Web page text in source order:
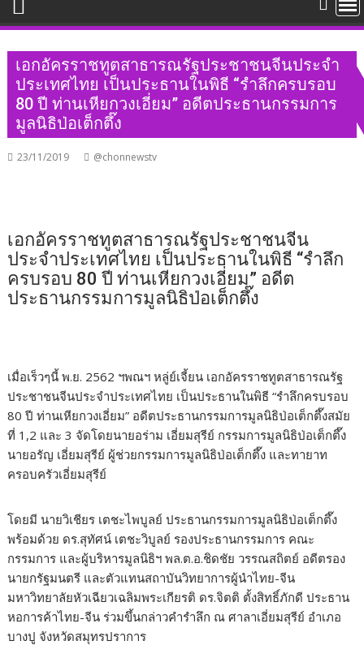
เอกอัครราชทูตสาธารณรัฐประชาชนจีนประจำ
ประเทศไทย เป็นประธานในพิธี “รำลึกครบรอบ
80 ปี ท่านเหียกวงเอี่ยม” อดีตประธานกรรมการ
มูลนิธิป่อเต็กตึ๊ง
23/11/2019 @chonnewstv
เอกอัครราชทูตสาธารณรัฐประชาชนจีน
ประจำประเทศไทย เป็นประธานในพิธี “รำลึก
ครบรอบ 80 ปี ท่านเหียกวงเอี่ยม” อดีต
ประธานกรรมการมูลนิธิป่อเต็กตึ๊ง
เมื่อเร็วๆนี้ พ.ย. 2562 ฯพณฯ หลู่ย์เจี้ยน เอกอัครราชทูตสาธารณรัฐ
ประชาชนจีนประจำประเทศไทย เป็นประธานในพิธี “รำลึกครบรอบ
80 ปี ท่านเหียกวงเอี่ยม” อดีตประธานกรรมการมูลนิธิป่อเต็กตึ๊งสมัย
ที่ 1,2 และ 3 จัดโดยนายอร่าม เอี่ยมสุรีย์ กรรมการมูลนิธิป่อเต็กตึ๊ง
นายอรัญ เอี่ยมสุรีย์ ผู้ช่วยกรรมการมูลนิธิป่อเต็กตึ๊ง และทายาท
ครอบครัวเอี่ยมสุรีย์
โดยมี นายวิเชียร เตชะไพบูลย์ ประธานกรรมการมูลนิธิป่อเต็กตึ๊ง
พร้อมด้วย ดร.สุทัศน์ เตชะวิบูลย์ รองประธานกรรมการ คณะ
กรรมการ และผู้บริหารมูลนิธิฯ พล.ต.อ.ชิดชัย วรรณสถิตย์ อดีตรอง
นายกรัฐมนตรี และตัวแทนสถาบันวิทยาการผู้นำไทย-จีน
มหาวิทยาลัยหัวเฉียวเฉลิมพระเกียรติ ดร.จิตติ ตั้งสิทธิ์ภักดี ประธาน
หอการค้าไทย-จีน ร่วมขึ้นกล่าวคำรำลึก ณ ศาลาเอี่ยมสุรีย์ อำเภอ
บางปู จังหวัดสมุทรปราการ